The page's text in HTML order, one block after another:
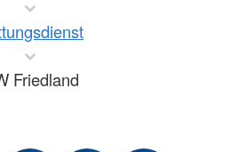
Friedland